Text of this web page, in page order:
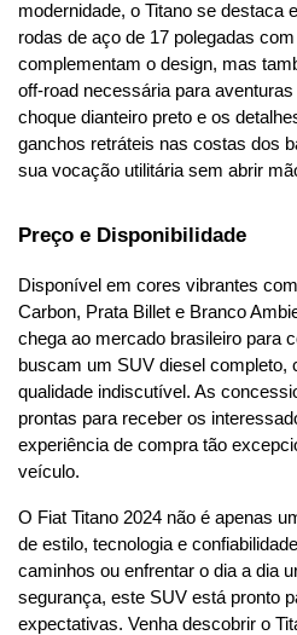
modernidade, o Titano se destaca
rodas de aço de 17 polegadas
complementam o design, mas
off-road necessária para
choque dianteiro preto e os
ganchos retráteis nas costas dos
sua vocação utilitária sem abrir
Preço e Disponibilidade
Disponível em cores vibrantes
Carbon, Prata Billet e Branco
chega ao mercado brasileiro para
buscam um SUV diesel completo,
qualidade indiscutível. As
prontas para receber os
experiência de compra tão
veículo.
O Fiat Titano 2024 não é apenas
de estilo, tecnologia e
caminhos ou enfrentar o dia a dia
segurança, este SUV está pronto
expectativas. Venha descobrir o